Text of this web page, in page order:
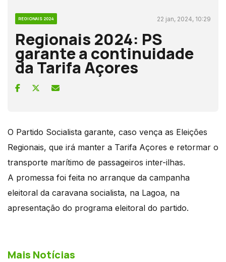
REGIONAIS 2024 22 jan, 2024, 10:29
Regionais 2024: PS
garante a continuidade
da Tarifa Açores
O Partido Socialista garante, caso vença as Eleições
Regionais, que irá manter a Tarifa Açores e retormar o
transporte marítimo de passageiros inter-ilhas.
A promessa foi feita no arranque da campanha
eleitoral da caravana socialista, na Lagoa, na
apresentação do programa eleitoral do partido.
Mais Notícias